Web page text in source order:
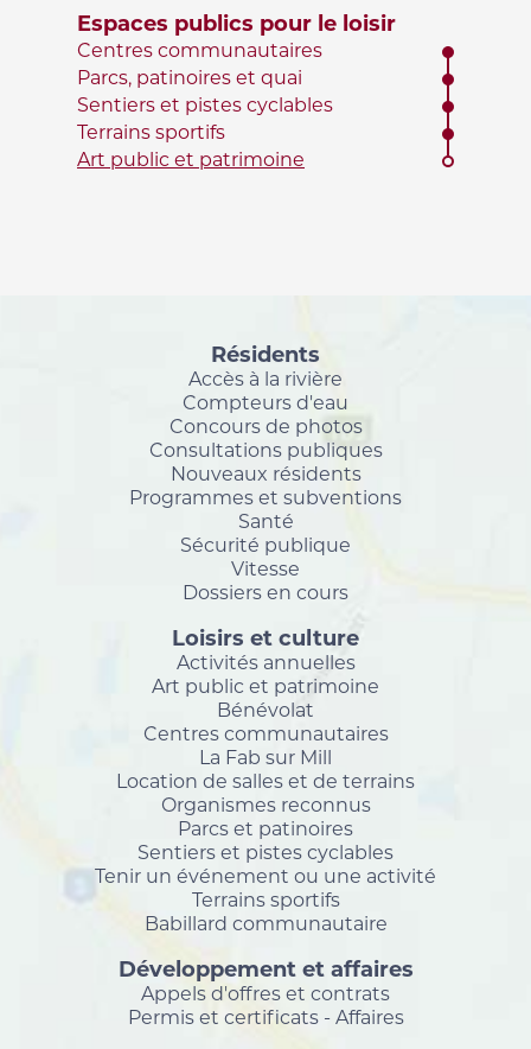
Espaces publics pour le loisir
Centres communautaires
Parcs, patinoires et quai
Sentiers et pistes cyclables
Terrains sportifs
Art public et patrimoine
Résidents
Accès à la rivière
Compteurs d'eau
Concours de photos
Consultations publiques
Nouveaux résidents
Programmes et subventions
Santé
Sécurité publique
Vitesse
Dossiers en cours
Loisirs et culture
Activités annuelles
Art public et patrimoine
Bénévolat
Centres communautaires
La Fab sur Mill
Location de salles et de terrains
Organismes reconnus
Parcs et patinoires
Sentiers et pistes cyclables
Tenir un événement ou une activité
Terrains sportifs
Babillard communautaire
Développement et affaires
Appels d'offres et contrats
Permis et certificats - Affaires